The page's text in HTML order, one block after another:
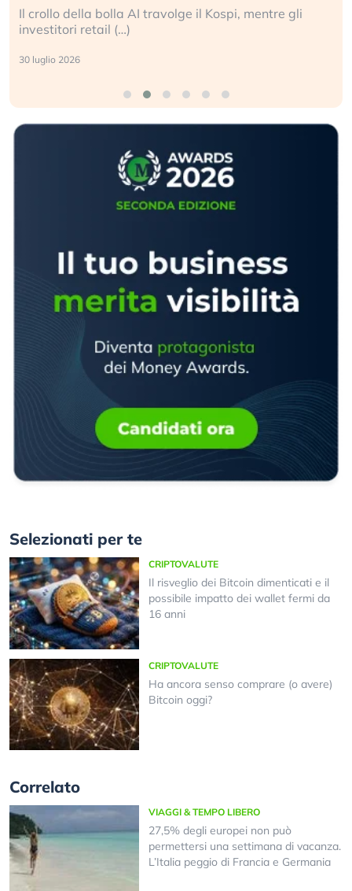
La ricchezza mondiale cresce, ma è sempre più
sganciata dall’economia reale. (…)
24 luglio 2026
Selezionati per te
CRIPTOVALUTE
Il risveglio dei Bitcoin dimenticati e il
possibile impatto dei wallet fermi da
16 anni
CRIPTOVALUTE
Ha ancora senso comprare (o avere)
Bitcoin oggi?
Correlato
VIAGGI & TEMPO LIBERO
27,5% degli europei non può
permettersi una settimana di vacanza.
L’Italia peggio di Francia e Germania